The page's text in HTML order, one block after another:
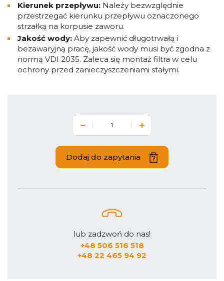
Kierunek przepływu: Należy bezwzględnie
przestrzegać kierunku przepływu oznaczonego
strzałką na korpusie zaworu.
Jakość wody: Aby zapewnić długotrwałą i
bezawaryjną pracę, jakość wody musi być zgodna z
normą VDI 2035. Zaleca się montaż filtra w celu
ochrony przed zanieczyszczeniami stałymi.
Dodaj do zapytania
lub zadzwoń do nas!
+48 506 516 518
+48 22 465 94 92